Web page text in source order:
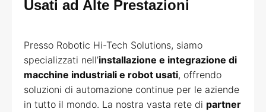
Usati ad Alte Prestazioni
Presso Robotic Hi-Tech Solutions, siamo
specializzati nell’installazione e integrazione di
macchine industriali e robot usati, offrendo
soluzioni di automazione continue per le aziende
in tutto il mondo. La nostra vasta rete di partner